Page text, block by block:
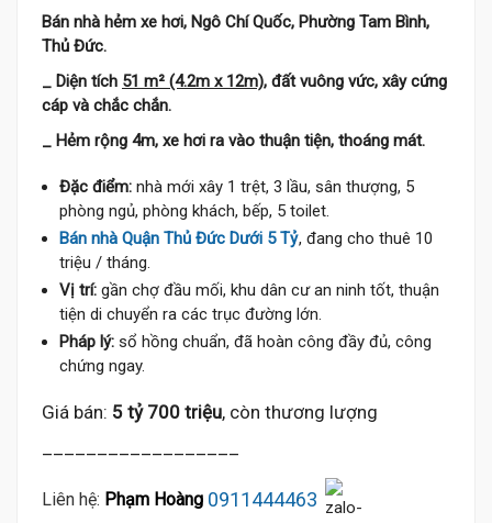
Bán nhà hẻm xe hơi, Ngô Chí Quốc, Phường Tam Bình,
Thủ Đức.
_ Diện tích 51 m² (4.2m x 12m), đất vuông vức, xây cứng
cáp và chắc chắn.
_ Hẻm rộng 4m, xe hơi ra vào thuận tiện, thoáng mát.
Đặc điểm: nhà mới xây 1 trệt, 3 lầu, sân thượng, 5
phòng ngủ, phòng khách, bếp, 5 toilet.
Bán nhà Quận Thủ Đức Dưới 5 Tỷ, đang cho thuê 10
triệu / tháng.
Vị trí: gần chợ đầu mối, khu dân cư an ninh tốt, thuận
tiện di chuyển ra các trục đường lớn.
Pháp lý: sổ hồng chuẩn, đã hoàn công đầy đủ, công
chứng ngay.
Giá bán: 5 tỷ 700 triệu, còn thương lượng
Liên hệ: Phạm Hoàng 0911444463